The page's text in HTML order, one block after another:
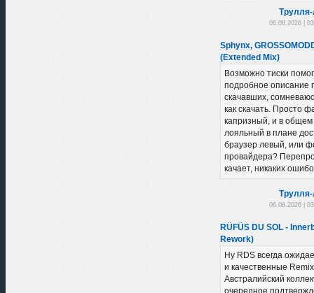
06.08.2026 |
Sphynx,
(Extended Mix)
Возможно тиски
подробное описание
скачавших,
как скачать. Просто
капризный, и в общем
лояльный в плане
браузер левый, или
провайдера?
качает, никаких
06.08.2026 |
RÜFÜS DU SOL -
Rework)
Ну RDS всегда
и качественные
Австралийский
очередное